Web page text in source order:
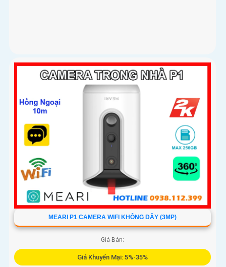
MEARI P1 CAMERA WIFI KHÔNG DÂY (3MP)
Giá Bán:
Giá Khuyến Mại: 5%-35%